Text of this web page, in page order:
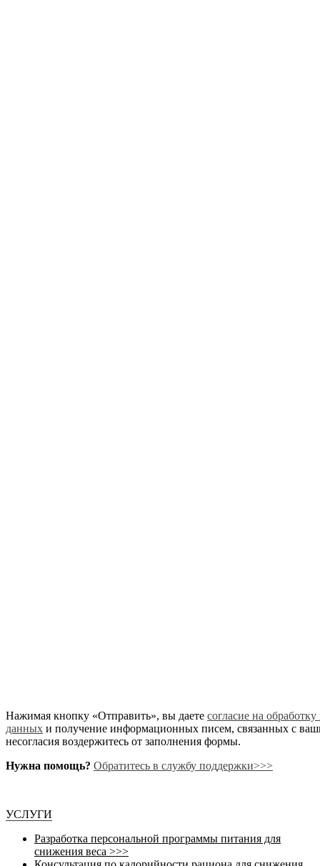
Нажимая кнопку «Отправить», вы даете согласие на
данных и получение информационных писем, связанных с
несогласия воздержитесь от заполнения формы.
Нужна помощь? Обратитесь в службу поддержки>>>
УСЛУГИ
Разработка персональной программы питания для
снижения веса >>>